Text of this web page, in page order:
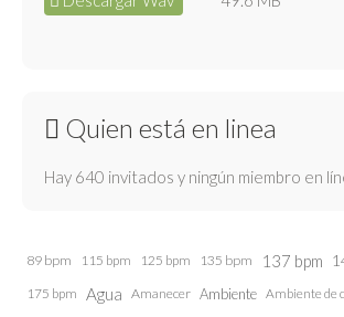
Quien está en linea
Hay 640 invitados y ningún miembro en
89 bpm 115 bpm 125 bpm 135 bpm 137 bpm
175 bpm Agua Amanecer Ambiente Ambiente de